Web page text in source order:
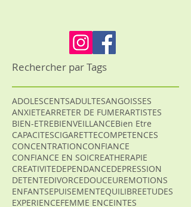
Rechercher par Tags
ADOLESCENTSADULTESANGOISSES
ANXIETEARRETER DE FUMERARTISTES
BIEN-ETREBIENVEILLANCEBien Etre
CAPACITESCIGARETTECOMPETENCES
CONCENTRATIONCONFIANCE
CONFIANCE EN SOICREATHERAPIE
CREATIVITEDEPENDANCEDEPRESSION
DETENTEDIVORCEDOUCEUREMOTIONS
ENFANTSEPUISEMENTEQUILIBREETUDES
EXPERIENCEFEMME ENCEINTES